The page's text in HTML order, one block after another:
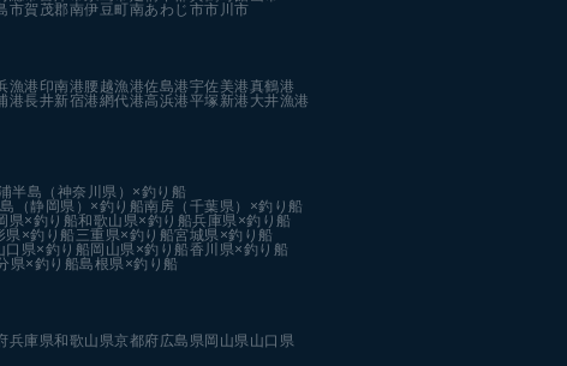
市賀茂郡南伊豆町南あわじ市市川市
漁港 印南港 腰越漁港佐島港宇佐美港真鶴港
港長井新宿港網代港高浜港平塚新港 大井漁港
半島（神奈川県）×釣り船
（静岡県）×釣り船南房（千葉県）×釣り船
県×釣り船和歌山県×釣り船兵庫県×釣り船
県×釣り船 三重県×釣り船宮城県×釣り船
口県×釣り船 岡山県×釣り船香川県×釣り船
県×釣り船島根県×釣り船
兵庫県和歌山県京都府広島県岡山県山口県